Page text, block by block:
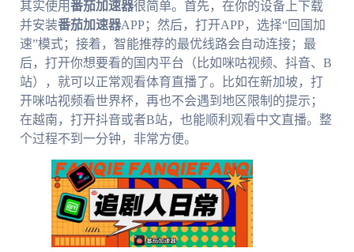
其实使用番茄加速器很简单。首先，在你的设备上下载
并安装番茄加速器APP；然后，打开APP，选择“回国加
速”模式；接着，智能推荐的最优线路会自动连接；最
后，打开你想要看的国内平台（比如咪咕视频、抖音、B
站），就可以正常观看体育直播了。比如在新加坡，打
开咪咕视频看世界杯，再也不会遇到地区限制的提示；
在越南，打开抖音或者B站，也能顺利观看中文直播。整
个过程不到一分钟，非常方便。